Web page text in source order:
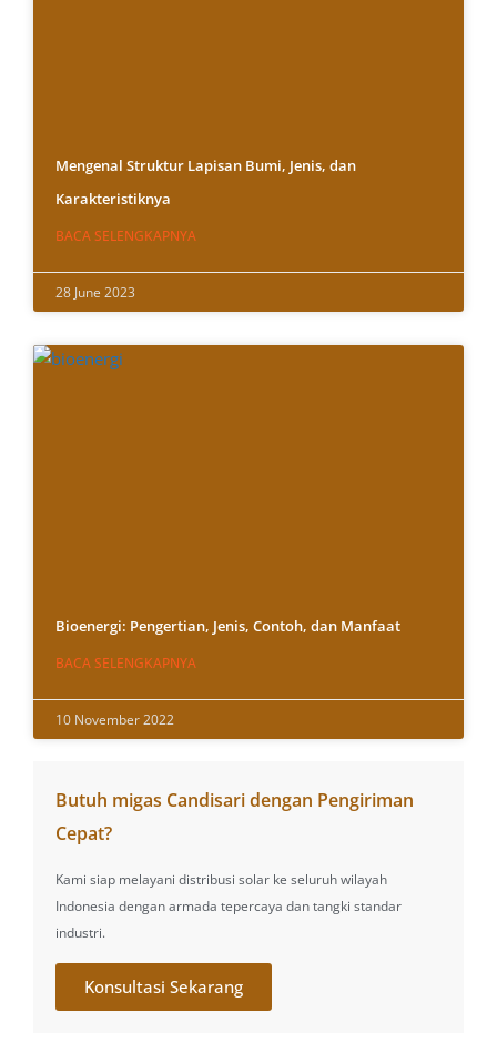
Mengenal Struktur Lapisan Bumi, Jenis, dan
Karakteristiknya
BACA SELENGKAPNYA
28 June 2023
Bioenergi: Pengertian, Jenis, Contoh, dan Manfaat
BACA SELENGKAPNYA
10 November 2022
Butuh migas Candisari dengan Pengiriman
Cepat?
Kami siap melayani distribusi solar ke seluruh wilayah
Indonesia dengan armada tepercaya dan tangki standar
industri.
Konsultasi Sekarang